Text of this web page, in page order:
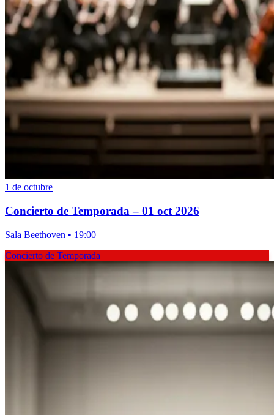
1 de octubre
Concierto de Temporada – 01 oct 2026
Sala Beethoven • 19:00
Concierto de Temporada